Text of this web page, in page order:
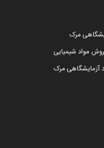
مرک
مواد شیمیایی
آزمایشگاهی مرک